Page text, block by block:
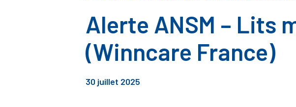
Alerte ANSM – Lits
(Winncare France)
30 juillet 2025